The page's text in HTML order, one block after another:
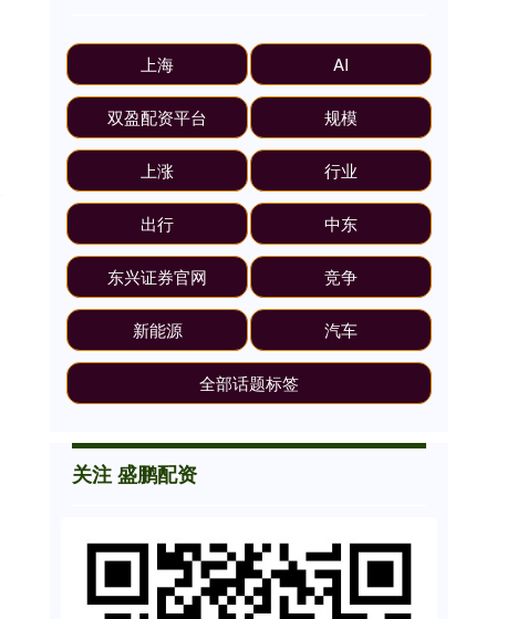
上海 AI
双盈配资平台 规模
上涨 行业
出行 中东
东兴证券官网 竞争
新能源 汽车
全部话题标签
关注 盛鹏配资